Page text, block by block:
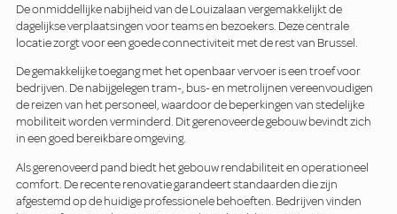
De onmiddellijke nabijheid van de Louizalaan vergemakkelijkt de
dagelijkse verplaatsingen voor teams en bezoekers. Deze centrale
locatie zorgt voor een goede connectiviteit met de rest van Brussel.
De gemakkelijke toegang met het openbaar vervoer is een troef voor
bedrijven. De nabijgelegen tram-, bus- en metrolijnen vereenvoudigen
de reizen van het personeel, waardoor de beperkingen van stedelijke
mobiliteit worden verminderd. Dit gerenoveerde gebouw bevindt zich
in een goed bereikbare omgeving.
Als gerenoveerd pand biedt het gebouw rendabiliteit en operationeel
comfort. De recente renovatie garandeert standaarden die zijn
afgestemd op de huidige professionele behoeften. Bedrijven vinden